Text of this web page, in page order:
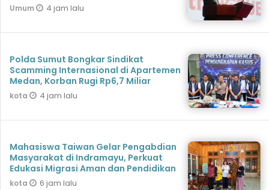
Umum 4 jam lalu
Polda Sumut Bongkar Sindikat
Scamming Internasional di Apartemen
Medan, Korban Rugi Rp6,7 Miliar
kota 4 jam lalu
Mahasiswa Taiwan Gelar Pengabdian
Masyarakat di Indramayu, Perkuat
Edukasi Migrasi Aman dan Pendidikan
kota 6 jam lalu